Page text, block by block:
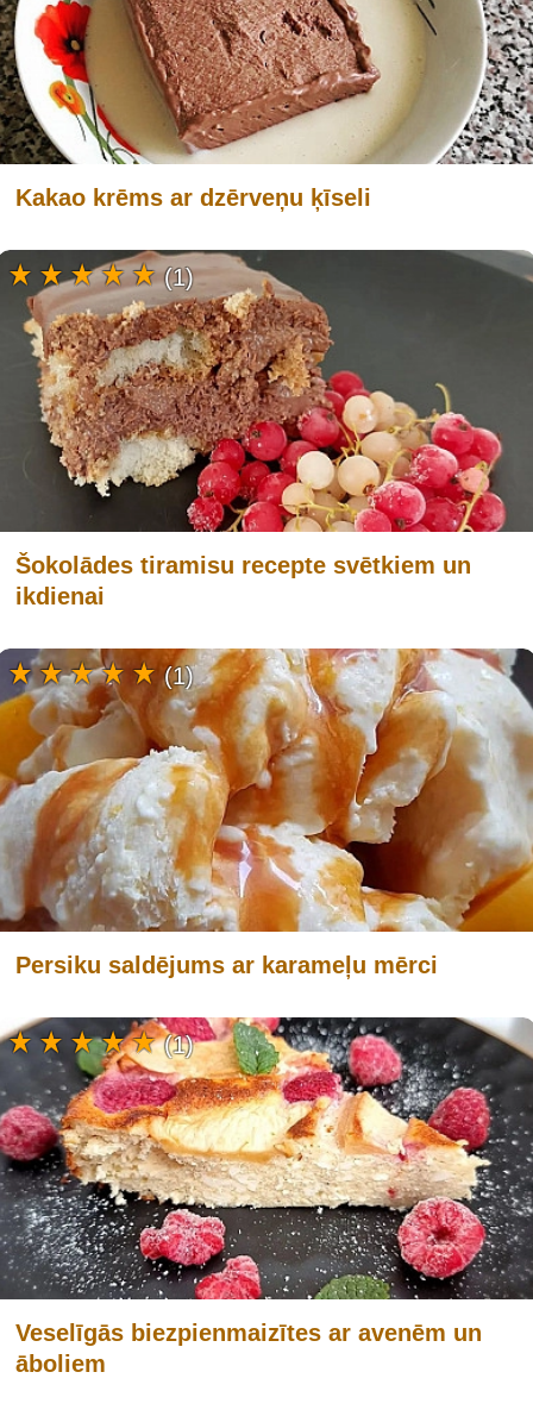
Kakao krēms ar dzērveņu ķīseli
Šokolādes tiramisu recepte svētkiem un
ikdienai
(1)
Persiku saldējums ar karameļu mērci
(1)
Veselīgās biezpienmaizītes ar avenēm un
āboliem
(1)